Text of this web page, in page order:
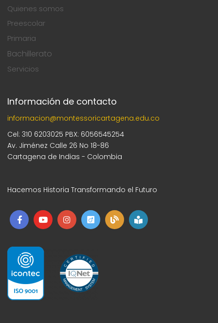
Quienes somos
Preescolar
Primaria
Bachillerato
Servicios
Información de contacto
informacion@montessoricartagena.edu.co
Cel: 310 6203025 PBX: 6056545254
Av. Jiménez Calle 26 No 18-86
Cartagena de Indias - Colombia
Hacemos Historia Transformando el Futuro